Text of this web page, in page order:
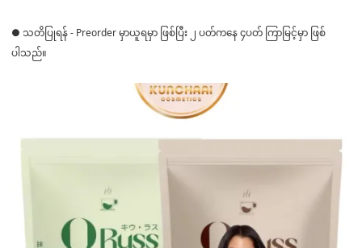
● သတိပြုရန် - Preorder မှာယူရမှာ ဖြစ်ပြီး ၂ ပတ်ကနေ ၄ပတ် ကြာမြင့်မှာ ဖြစ်
ပါသည်။